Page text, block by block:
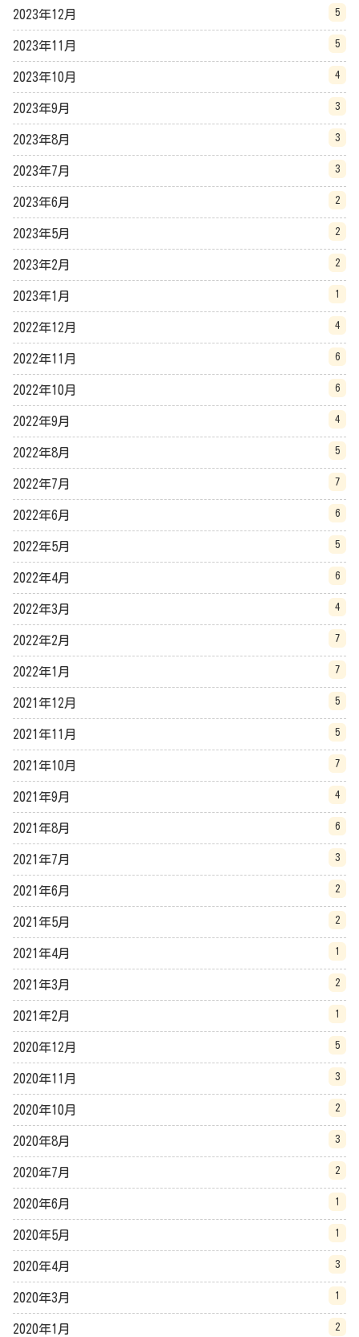
2023年12月 5
2023年11月 5
2023年10月 4
2023年9月 3
2023年8月 3
2023年7月 3
2023年6月 2
2023年5月 2
2023年2月 2
2023年1月 1
2022年12月 4
2022年11月 6
2022年10月 6
2022年9月 4
2022年8月 5
2022年7月 7
2022年6月 6
2022年5月 5
2022年4月 6
2022年3月 4
2022年2月 7
2022年1月 7
2021年12月 5
2021年11月 5
2021年10月 7
2021年9月 4
2021年8月 6
2021年7月 3
2021年6月 2
2021年5月 2
2021年4月 1
2021年3月 2
2021年2月 1
2020年12月 5
2020年11月 3
2020年10月 2
2020年8月 3
2020年7月 2
2020年6月 1
2020年5月 1
2020年4月 3
2020年3月 1
2020年1月 2